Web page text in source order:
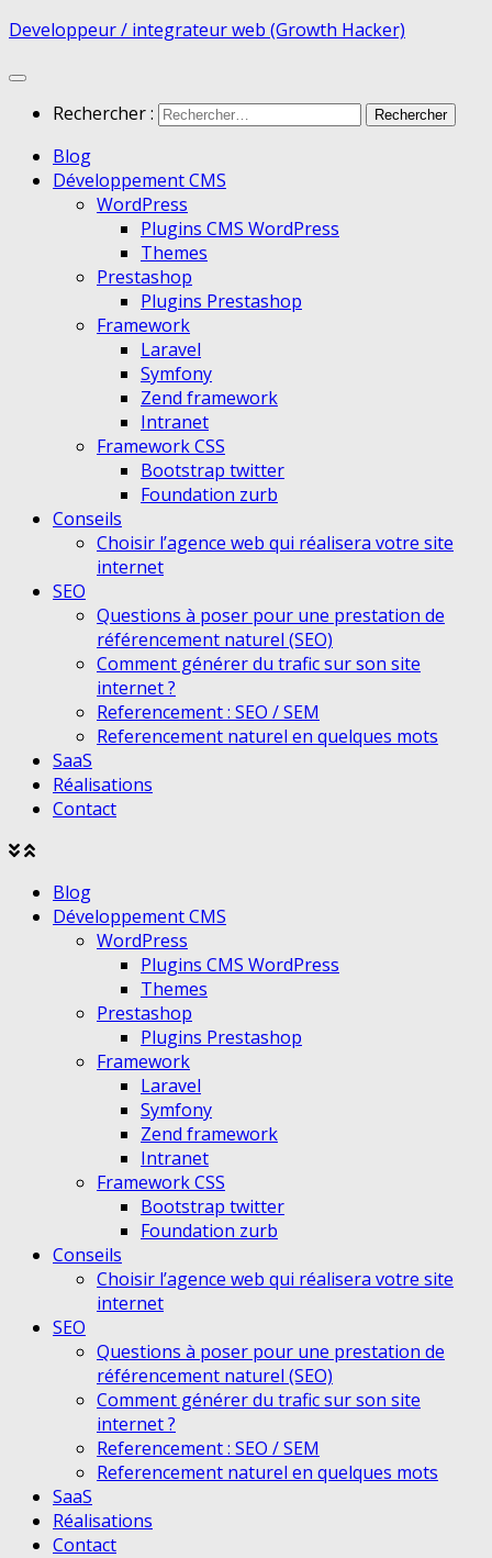
Developpeur / integrateur web (Growth Hacker)
Rechercher :
Blog
Développement CMS
WordPress
Plugins CMS WordPress
Themes
Prestashop
Plugins Prestashop
Framework
Laravel
Symfony
Zend framework
Intranet
Framework CSS
Bootstrap twitter
Foundation zurb
Conseils
Choisir l’agence web qui réalisera votre site
internet
SEO
Questions à poser pour une prestation de
référencement naturel (SEO)
Comment générer du trafic sur son site
internet ?
Referencement : SEO / SEM
Referencement naturel en quelques mots
SaaS
Réalisations
Contact
Agrandir
menu
Réduire
menu
Blog
Développement CMS
WordPress
Plugins CMS WordPress
Themes
Prestashop
Plugins Prestashop
Framework
Laravel
Symfony
Zend framework
Intranet
Framework CSS
Bootstrap twitter
Foundation zurb
Conseils
Choisir l’agence web qui réalisera votre site
internet
SEO
Questions à poser pour une prestation de
référencement naturel (SEO)
Comment générer du trafic sur son site
internet ?
Referencement : SEO / SEM
Referencement naturel en quelques mots
SaaS
Réalisations
Contact